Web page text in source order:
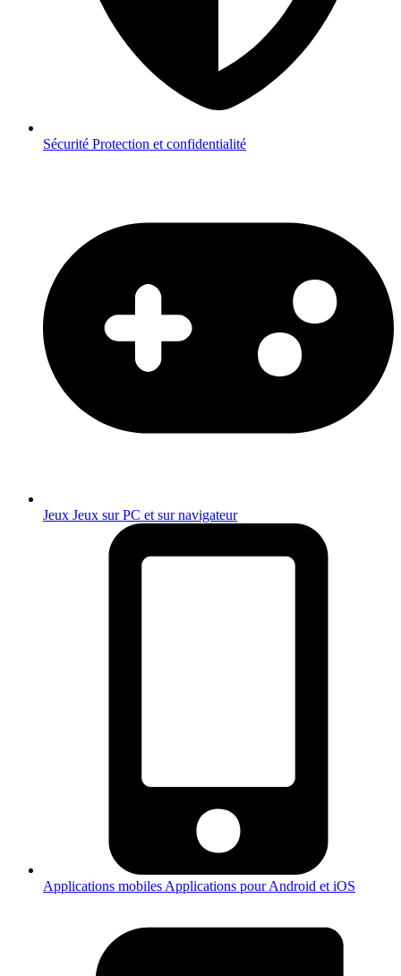
Sécurité Protection et confidentialité
Jeux Jeux sur PC et sur navigateur
Applications mobiles Applications pour Android et iOS